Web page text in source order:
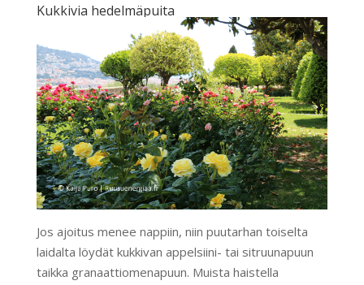
Kukkivia hedelmäpuita
Jos ajoitus menee nappiin, niin puutarhan toiselta
laidalta löydät kukkivan appelsiini- tai sitruunapuun
taikka granaattiomenapuun. Muista haistella